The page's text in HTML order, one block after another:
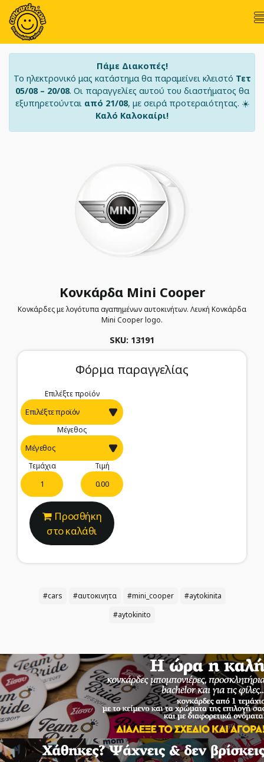
Πάμε Διακοπές!
Το ηλεκτρονικό μας κατάστημα θα παραμείνει κλειστό Τετ
05/08 – 20/08. Οι παραγγελίες αυτού του διαστήματος θα
εξυπηρετούνται από 21/08, με σειρά προτεραιότητας. ☀️
Καλό Καλοκαίρι!
Κονκάρδα Mini Cooper
Κονκάρδες με λογότυπα αγαπημένων αυτοκινήτων. Λευκή Κονκάρδα
Mini Cooper logo.
SKU: 13191
Φόρμα παραγγελίας
Επιλέξτε προϊόν
Μέγεθος
Τεμάχια Τιμή
0.00
Προσθήκη
στο καλάθι
#cars #αυτοκινητα #mini_cooper
#aytokinita
#aytokinito